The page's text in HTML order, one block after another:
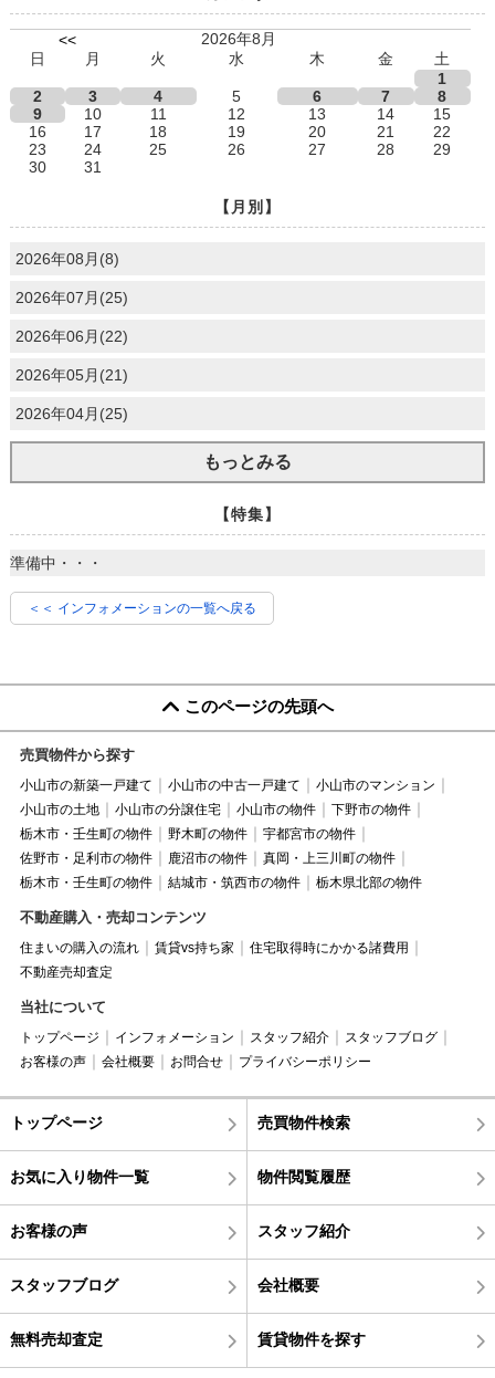
<<
2026年8月
日
月 火 水 木 金
土
1
2
3 4 5 6 7
8
9
10 11 12 13 14
15
16
17 18 19 20 21
22
23
24 25 26 27 28
29
30
31
【月別】
2026年08月(8)
2026年07月(25)
2026年06月(22)
2026年05月(21)
2026年04月(25)
もっとみる
【特集】
準備中・・・
＜＜ インフォメーションの一覧へ戻る
このページの先頭へ
売買物件から探す
小山市の新築一戸建て 小山市の中古一戸建て
小山市のマンション
小山市の土地
小山市の分譲住宅 小山市の物件
下野市の物件
栃木市・壬生町の物件
野木町の物件
宇都宮市の物件
佐野市・足利市の物件
鹿沼市の物件
真岡・上三川町の物件
栃木市・壬生町の物件
結城市・筑西市の物件 栃木県北部の物件
不動産購入・売却コンテンツ
住まいの購入の流れ 賃貸vs持ち家
住宅取得時にかかる諸費用
不動産売却査定
当社について
トップページ インフォメーション スタッフ紹介
スタッフブログ
お客様の声
会社概要 お問合せ プライバシーポリシー
トップページ 売買物件検索
お気に入り物件一覧 物件閲覧履歴
お客様の声 スタッフ紹介
スタッフブログ 会社概要
無料売却査定 賃貸物件を探す